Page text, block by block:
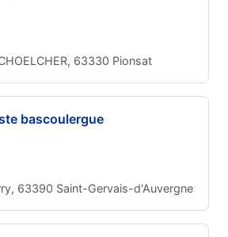
63330 Pionsat
bascoulergue
63390 Saint-Gervais-d'Auvergne